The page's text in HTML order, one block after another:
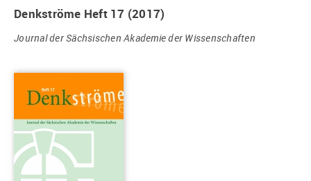
Denkströme Heft 17 (2017)
Journal der Sächsischen Akademie der Wissenschaften